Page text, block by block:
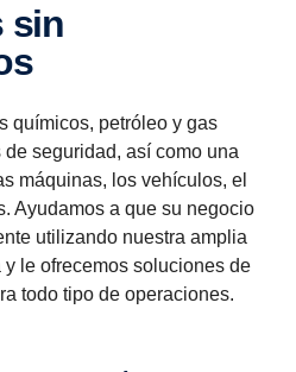
químicos, petróleo y gas
seguridad, así como una
máquinas, los vehículos, el
Ayudamos a que su negocio
utilizando nuestra amplia
le ofrecemos soluciones de
todo tipo de operaciones.